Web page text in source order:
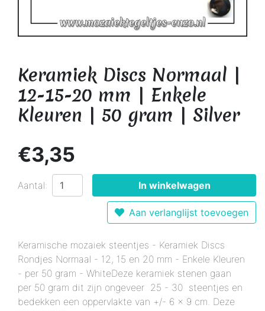
Keramiek Discs Normaal |
12-15-20 mm | Enkele
Kleuren | 50 gram | Silver
€3,35
Aantal: In winkelwagen
Aan verlanglijst toevoegen
Keramische mozaiek steentjes - Keramiek Discs
Rondjes Normaal - 12, 15 en 20 mm - Enkele Kleuren
- per 50 gram - WhiteDeze keramiek stenen gaan
per 50 gram dit zijn ongeveer 25 - 30 steentjes en
bedekken een oppervlakte van +/- 6 x 9 cm. Deze